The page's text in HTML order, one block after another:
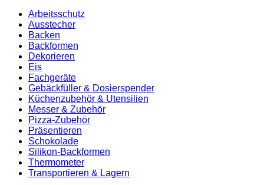
Arbeitsschutz
Ausstecher
Backen
Backformen
Dekorieren
Eis
Fachgeräte
Gebäckfüller & Dosierspender
Küchenzubehör & Utensilien
Messer & Zubehör
Pizza-Zubehör
Präsentieren
Schokolade
Silikon-Backformen
Thermometer
Transportieren & Lagern